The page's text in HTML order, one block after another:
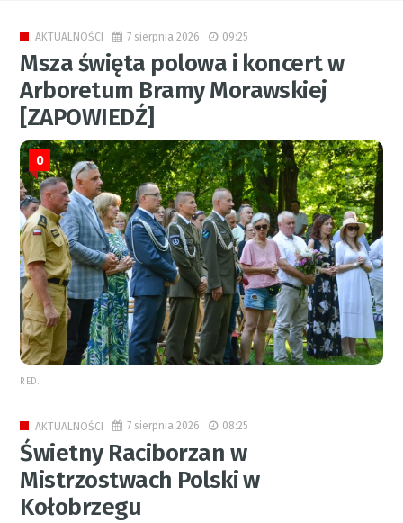
AKTUALNOŚCI 7 sierpnia 2026 09:25
Msza święta polowa i koncert w
Arboretum Bramy Morawskiej
[ZAPOWIEDŹ]
0
RED.
AKTUALNOŚCI 7 sierpnia 2026 08:25
Świetny Raciborzan w
Mistrzostwach Polski w
Kołobrzegu